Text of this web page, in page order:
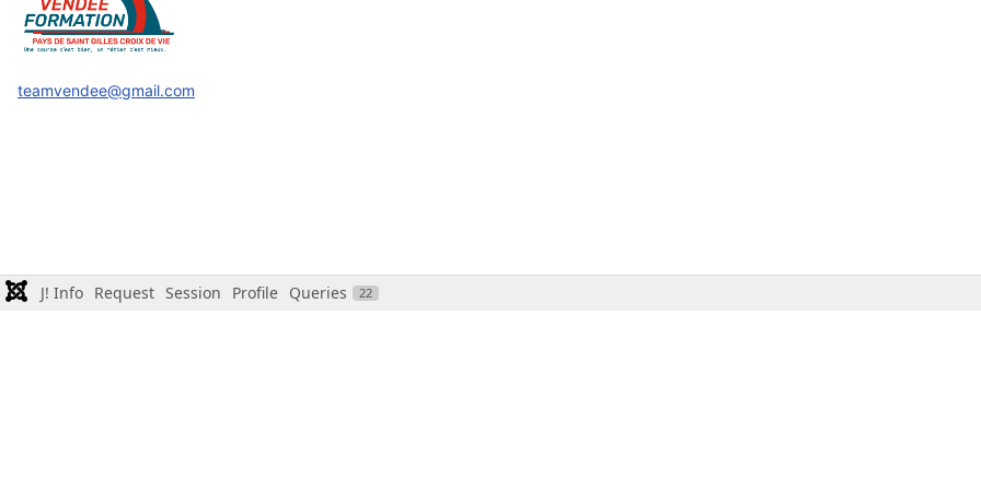
teamvendee@gmail.com
J! Info Request Session Profile Queries 22